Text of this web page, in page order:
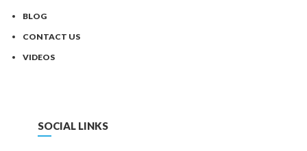
BLOG
CONTACT US
VIDEOS
SOCIAL LINKS